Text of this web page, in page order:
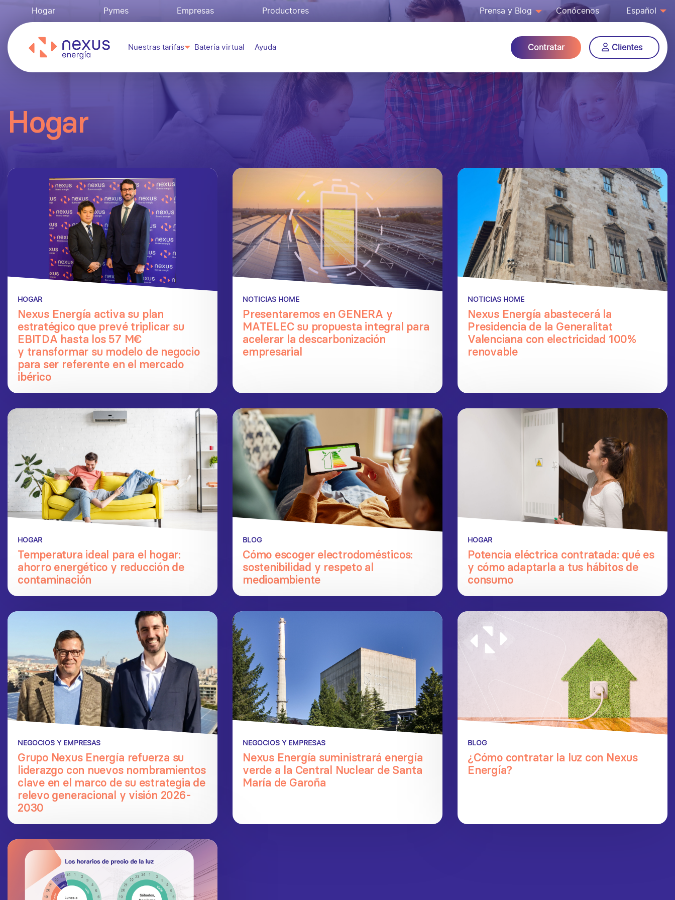
Hogar Pymes Empresas Productores Prensa y Blog Conócenos Español
Nuestras tarifas Batería virtual Ayuda Contratar Clientes
Hogar
HOGAR
Nexus Energía activa su plan
estratégico que prevé triplicar su
EBITDA hasta los 57 M€
y transformar su modelo de negocio
para ser referente en el mercado
ibérico
NOTICIAS HOME
Presentaremos en GENERA y
MATELEC su propuesta integral para
acelerar la descarbonización
empresarial
NOTICIAS HOME
Nexus Energía abastecerá la
Presidencia de la Generalitat
Valenciana con electricidad 100%
renovable
HOGAR
Temperatura ideal para el hogar:
ahorro energético y reducción de
contaminación
BLOG
Cómo escoger electrodomésticos:
sostenibilidad y respeto al
medioambiente
HOGAR
Potencia eléctrica contratada: qué es
y cómo adaptarla a tus hábitos de
consumo
NEGOCIOS Y EMPRESAS
Grupo Nexus Energía refuerza su
liderazgo con nuevos nombramientos
clave en el marco de su estrategia de
relevo generacional y visión 2026-
2030
NEGOCIOS Y EMPRESAS
Nexus Energía suministrará energía
verde a la Central Nuclear de Santa
María de Garoña
BLOG
¿Cómo contratar la luz con Nexus
Energía?